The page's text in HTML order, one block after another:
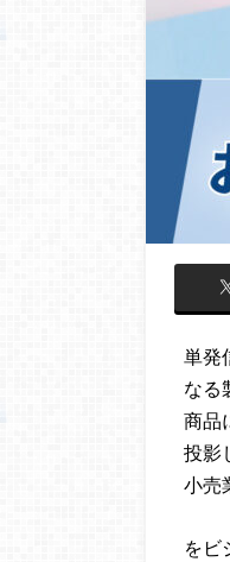
単発
なる
商品
投影
小売
をビ